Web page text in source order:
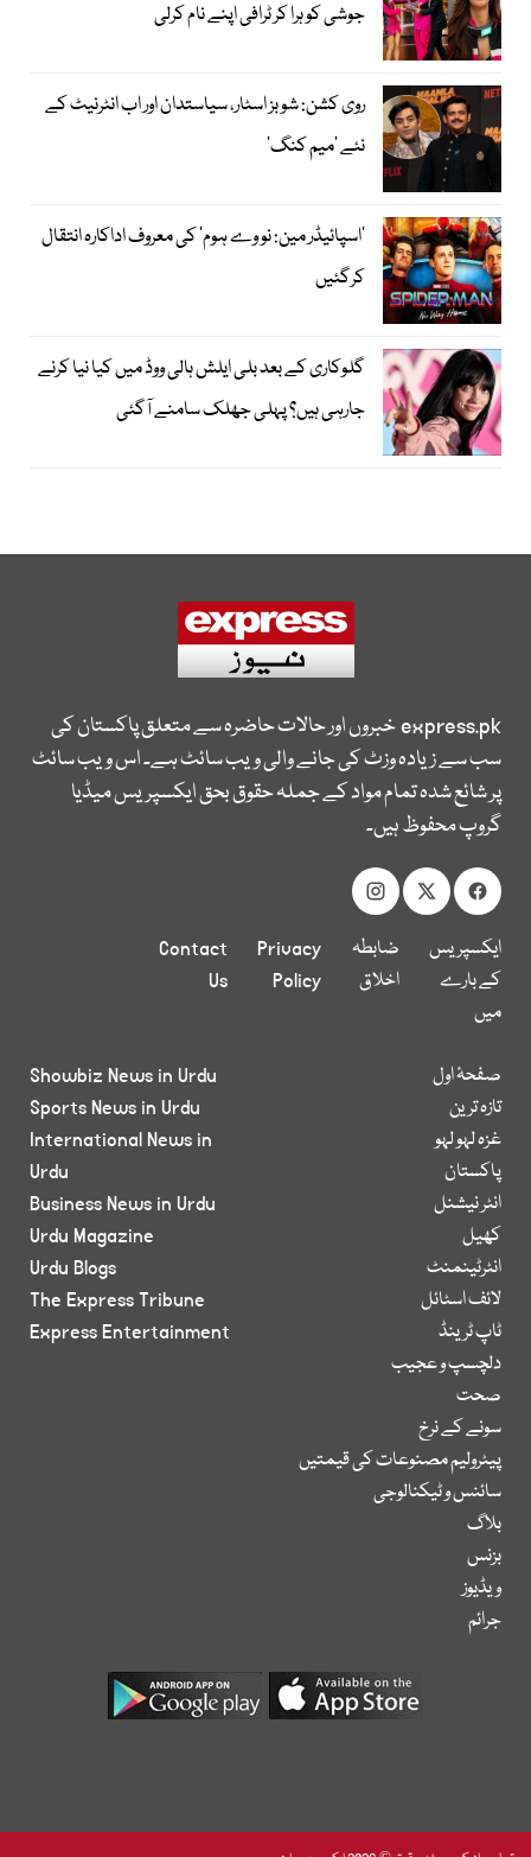
جوشی کو ہرا کر ٹرافی اپنے نام کرلی
روی کشن: شوبز اسٹار، سیاستدان اور اب انٹرنیٹ کے
نئے ’میم کنگ‘
’اسپائیڈر مین: نو وے ہوم‘ کی معروف اداکارہ انتقال
کرگئیں
گلوکاری کے بعد بلی ایلش ہالی ووڈ میں کیا نیا کرنے
جارہی ہیں؟ پہلی جھلک سامنے آگئی
express.pkخبروں اور حالات حاضرہ سے متعلق پاکستان کی
سب سے زیادہ وزٹ کی جانے والی ویب سائٹ ہے۔ اس ویب سائٹ
پر شائع شدہ تمام مواد کے جملہ حقوق بحق ایکسپریس میڈیا
گروپ محفوظ ہیں۔
ایکسپریس
کے بارے
میں
ضابطہ
اخلاق
Privacy
Policy
Contact
Us
صفحۂ اول
تازہ ترین
غزہ لہو لہو
پاکستان
انٹر نیشنل
کھیل
انٹرٹینمنٹ
لائف اسٹائل
ٹاپ ٹرینڈ
دلچسپ و عجیب
صحت
سونے کے نرخ
پیٹرولیم مصنوعات کی قیمتیں
سائنس و ٹیکنالوجی
بلاگ
بزنس
ویڈیوز
جرائم
Showbiz News in Urdu
Sports News in Urdu
International News in
Urdu
Business News in Urdu
Urdu Magazine
Urdu Blogs
The Express Tribune
Express Entertainment